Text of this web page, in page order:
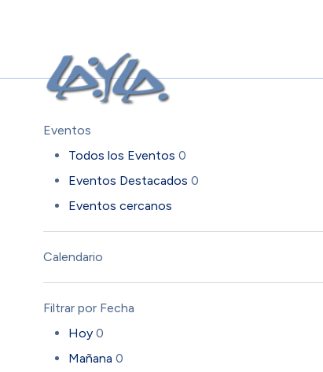
Eventos
Todos los Eventos0
Eventos Destacados0
Eventos cercanos
Calendario
Filtrar por Fecha
Hoy0
Mañana0